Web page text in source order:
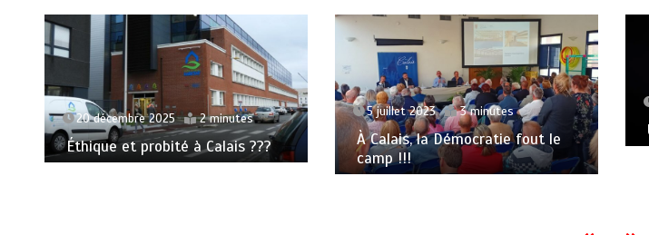
20 décembre 2025 2 minutes
Éthique et probité à Calais ???
5 juillet 2023 3 minutes
À Calais, la Démocratie fout le
camp !!!